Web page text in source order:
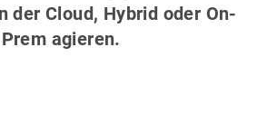
der Cloud, Hybrid oder On-
Prem agieren.